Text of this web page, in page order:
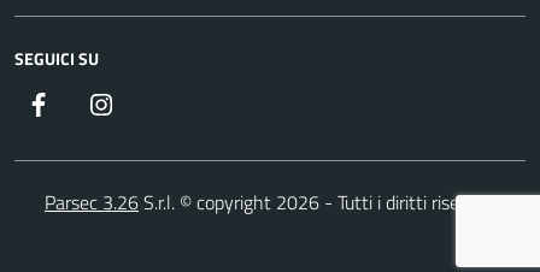
SEGUICI SU
Facebook
Parsec 3.26S.r.l. © copyright 2026 - Tutti i diritti riservati